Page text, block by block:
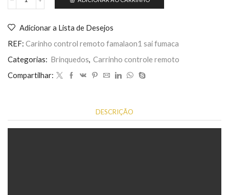
Carinho
famalao1
sai
quantidade
Adicionar a Lista de Desejos
REF: Carinho control remoto famalaon1 sai fumaca
Categorias: Brinquedos, Carrinho controle remoto
Compartilhar:
DESCRIÇÃO